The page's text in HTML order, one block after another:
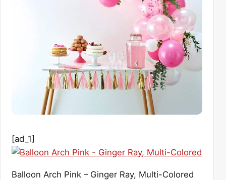
[ad_1]
Balloon Arch Pink – Ginger Ray, Multi-Colored